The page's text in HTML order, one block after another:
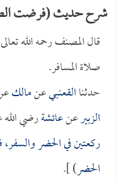
شرح حديث (فرضت
قال المصنف رحمه الله
صلاة المسافر.
حدثناالقعنبيعنمالك
الزبيرعنعائشةرضي
ركعتين في الحضر
الحضر) ].